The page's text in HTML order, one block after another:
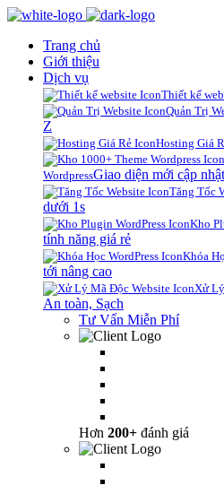
Trang chủ
Giới thiệu
Dịch vụ
Thiết kế
Quản Trị
Z
Hosting Giá
WordpressGiao diện mới cập
Tăng Tốc
dưới 1s
Kho
tính năng giá rẻ
Khóa
tới nâng cao
Xử
An toàn, Sạch
Tư Vấn Miễn Phí
Hơn 200+ đánh giá